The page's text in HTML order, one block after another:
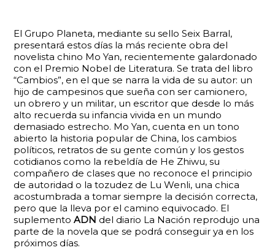
El Grupo Planeta, mediante su sello Seix Barral,
presentará estos días la más reciente obra del
novelista chino Mo Yan, recientemente galardonado
con el Premio Nobel de Literatura. Se trata del libro
“Cambios”, en el que se narra la vida de su autor: un
hijo de campesinos que sueña con ser camionero,
un obrero y un militar, un escritor que desde lo más
alto recuerda su infancia vivida en un mundo
demasiado estrecho. Mo Yan, cuenta en un tono
abierto la historia popular de China, los cambios
políticos, retratos de su gente común y los gestos
cotidianos como la rebeldía de He Zhiwu, su
compañero de clases que no reconoce el principio
de autoridad o la tozudez de Lu Wenli, una chica
acostumbrada a tomar siempre la decisión correcta,
pero que la lleva por el camino equivocado. El
suplementoADN del diario La Nación reprodujo una
parte de la novela que se podrá conseguir ya en los
próximos días.